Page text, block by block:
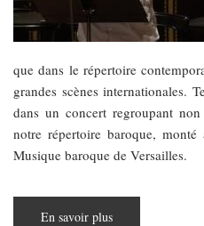
que dans le répertoire
grandes scènes internationales.
dans un concert regroupant
notre répertoire baroque,
Musique baroque de Versailles.
En savoir plus